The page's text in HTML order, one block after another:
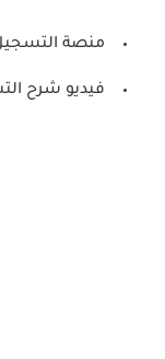
منصة
فيديو شرح